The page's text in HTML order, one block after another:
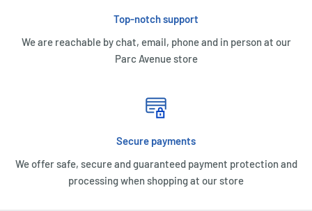
Top-notch support
We are reachable by chat, email, phone and in person at our
Parc Avenue store
Secure payments
We offer safe, secure and guaranteed payment protection and
processing when shopping at our store